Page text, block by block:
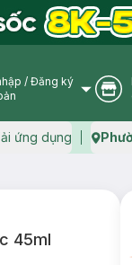
User Icon
/ Đăng ký
ứng dụng
45ml